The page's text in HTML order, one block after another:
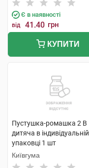
Є в наявності
від 41.40 грн
КУПИТИ
Пустушка-ромашка 2 В
дитяча в індивідуальній
упаковці 1 шт
Київгума